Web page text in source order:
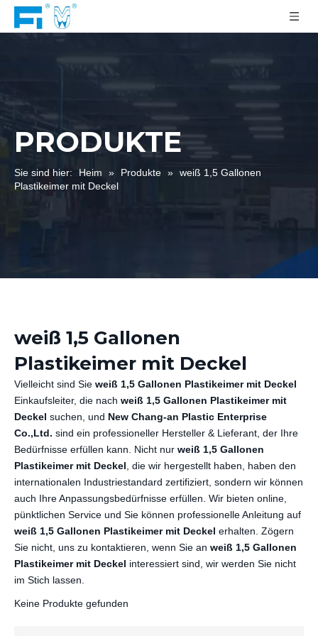
PRODUKTE
Sie sind hier: Heim » Produkte » weiß 1,5 Gallonen
Plastikeimer mit Deckel
weiß 1,5 Gallonen
Plastikeimer mit Deckel
Vielleicht sind Sie weiß 1,5 Gallonen Plastikeimer mit Deckel
Einkaufsleiter, die nach weiß 1,5 Gallonen Plastikeimer mit
Deckel suchen, und New Chang-an Plastic Enterprise
Co.,Ltd. sind ein professioneller Hersteller & Lieferant, der Ihre
Bedürfnisse erfüllen kann. Nicht nur weiß 1,5 Gallonen
Plastikeimer mit Deckel , die wir hergestellt haben, haben den
internationalen Industriestandard zertifiziert, sondern wir können
auch Ihre Anpassungsbedürfnisse erfüllen. Wir bieten online,
pünktlichen Service und Sie können professionelle Anleitung auf
weiß 1,5 Gallonen Plastikeimer mit Deckel erhalten. Zögern
Sie nicht, uns zu kontaktieren, wenn Sie an weiß 1,5 Gallonen
Plastikeimer mit Deckel interessiert sind, wir werden Sie nicht
im Stich lassen.
Keine Produkte gefunden